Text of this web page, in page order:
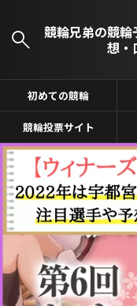
競輪兄弟の競
想・
初めての競輪
競輪投票サイト